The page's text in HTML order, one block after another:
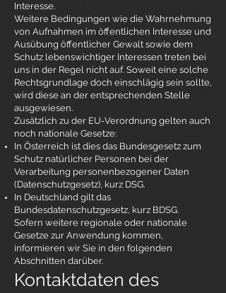
Interesse.
Weitere Bedingungen wie die Wahrnehmung
von Aufnahmen im öffentlichen Interesse und
Ausübung öffentlicher Gewalt sowie dem
Schutz lebenswichtiger Interessen treten bei
uns in der Regel nicht auf. Soweit eine solche
Rechtsgrundlage doch einschlägig sein sollte,
wird diese an der entsprechenden Stelle
ausgewiesen.
Zusätzlich zu der EU-Verordnung gelten auch
noch nationale Gesetze:
In Österreich ist dies das Bundesgesetz zum
Schutz natürlicher Personen bei der
Verarbeitung personenbezogener Daten
(Datenschutzgesetz), kurz DSG.
In Deutschland gilt das
Bundesdatenschutzgesetz, kurz BDSG.
Sofern weitere regionale oder nationale
Gesetze zur Anwendung kommen,
informieren wir Sie in den folgenden
Abschnitten darüber.
Kontaktdaten des